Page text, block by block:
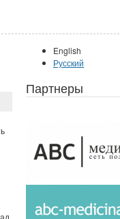
English
Русский
Партнеры